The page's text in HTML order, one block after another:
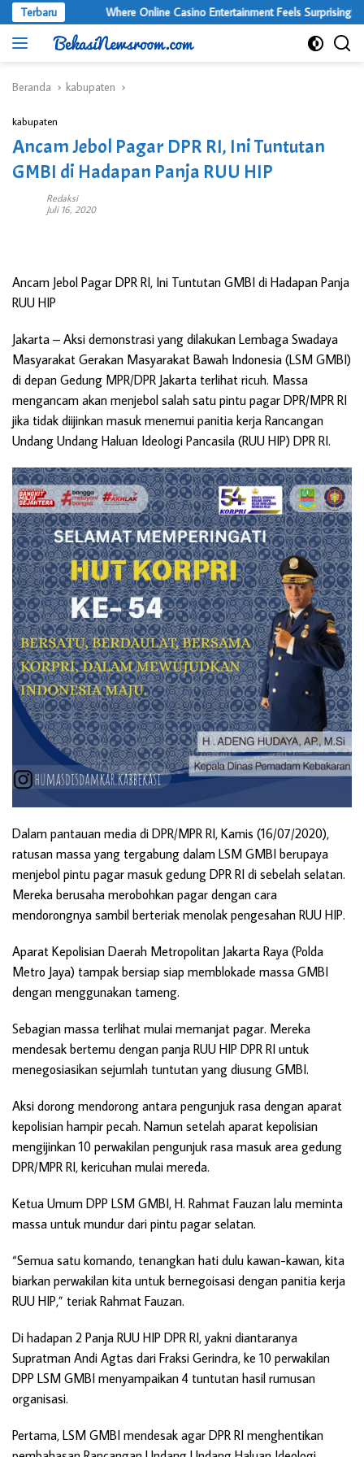
Langsung
ke
konten
Terbaru Where Online Casino Entertainment Feels Surprisingly
Beranda kabupaten
kabupaten
Ancam Jebol Pagar DPR RI, Ini Tuntutan
GMBI di Hadapan Panja RUU HIP
Redaksi
Juli 16, 2020
Ancam Jebol Pagar DPR RI, Ini Tuntutan GMBI di Hadapan Panja
RUU HIP
Jakarta – Aksi demonstrasi yang dilakukan Lembaga Swadaya
Masyarakat Gerakan Masyarakat Bawah Indonesia (LSM GMBI)
di depan Gedung MPR/DPR Jakarta terlihat ricuh. Massa
mengancam akan menjebol salah satu pintu pagar DPR/MPR RI
jika tidak diijinkan masuk menemui panitia kerja Rancangan
Undang Undang Haluan Ideologi Pancasila (RUU HIP) DPR RI.
Dalam pantauan media di DPR/MPR RI, Kamis (16/07/2020),
ratusan massa yang tergabung dalam LSM GMBI berupaya
menjebol pintu pagar masuk gedung DPR RI di sebelah selatan.
Mereka berusaha merobohkan pagar dengan cara
mendorongnya sambil berteriak menolak pengesahan RUU HIP.
Aparat Kepolisian Daerah Metropolitan Jakarta Raya (Polda
Metro Jaya) tampak bersiap siap memblokade massa GMBI
dengan menggunakan tameng.
Sebagian massa terlihat mulai memanjat pagar. Mereka
mendesak bertemu dengan panja RUU HIP DPR RI untuk
menegosiasikan sejumlah tuntutan yang diusung GMBI.
Aksi dorong mendorong antara pengunjuk rasa dengan aparat
kepolisian hampir pecah. Namun setelah aparat kepolisian
mengijinkan 10 perwakilan pengunjuk rasa masuk area gedung
DPR/MPR RI, kericuhan mulai mereda.
Ketua Umum DPP LSM GMBI, H. Rahmat Fauzan lalu meminta
massa untuk mundur dari pintu pagar selatan.
“Semua satu komando, tenangkan hati dulu kawan-kawan, kita
biarkan perwakilan kita untuk bernegoisasi dengan panitia kerja
RUU HIP,” teriak Rahmat Fauzan.
Di hadapan 2 Panja RUU HIP DPR RI, yakni diantaranya
Supratman Andi Agtas dari Fraksi Gerindra, ke 10 perwakilan
DPP LSM GMBI menyampaikan 4 tuntutan hasil rumusan
organisasi.
Pertama, LSM GMBI mendesak agar DPR RI menghentikan